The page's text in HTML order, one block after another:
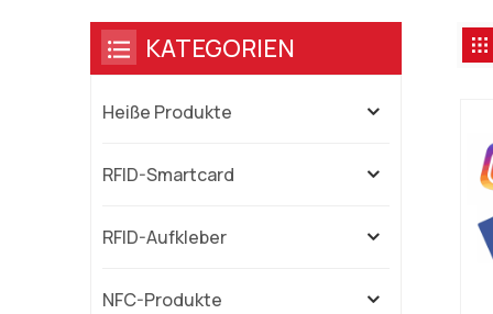
KATEGORIEN
Heiße Produkte
RFID-Smartcard
RFID-Aufkleber
NFC-Produkte